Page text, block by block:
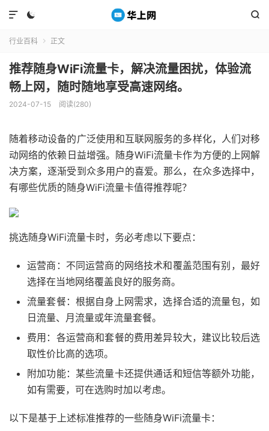
 

行业百科  正文
推荐随身WiFi流量卡，解决流量困扰，体验流
畅上网，随时随地享受高速网络。
2024-07-15 阅读(280)
随着移动设备的广泛使用和互联网服务的多样化，人们对移
动网络的依赖日益增强。随身WiFi流量卡作为方便的上网解
决方案，逐渐受到众多用户的喜爱。那么，在众多选择中，
有哪些优质的随身WiFi流量卡值得推荐呢？
挑选随身WiFi流量卡时，务必考虑以下要点：
运营商：不同运营商的网络技术和覆盖范围有别，最好
选择在当地网络覆盖良好的服务商。
流量套餐：根据自身上网需求，选择合适的流量包，如
日流量、月流量或年流量套餐。
费用：各运营商和套餐的费用差异较大，建议比较后选
取性价比高的选项。
附加功能：某些流量卡还提供通话和短信等额外功能，
如有需要，可在选购时加以考虑。
以下是基于上述标准推荐的一些随身WiFi流量卡：